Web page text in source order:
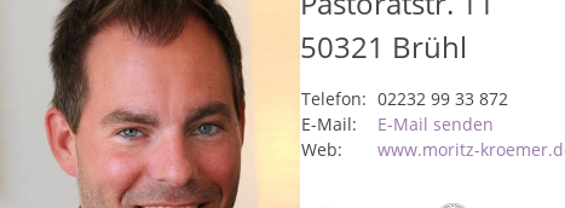
50321 Brühl
Telefon: 02232 99 33 872
E-Mail:
E-Mail senden
Web:
www.moritz-